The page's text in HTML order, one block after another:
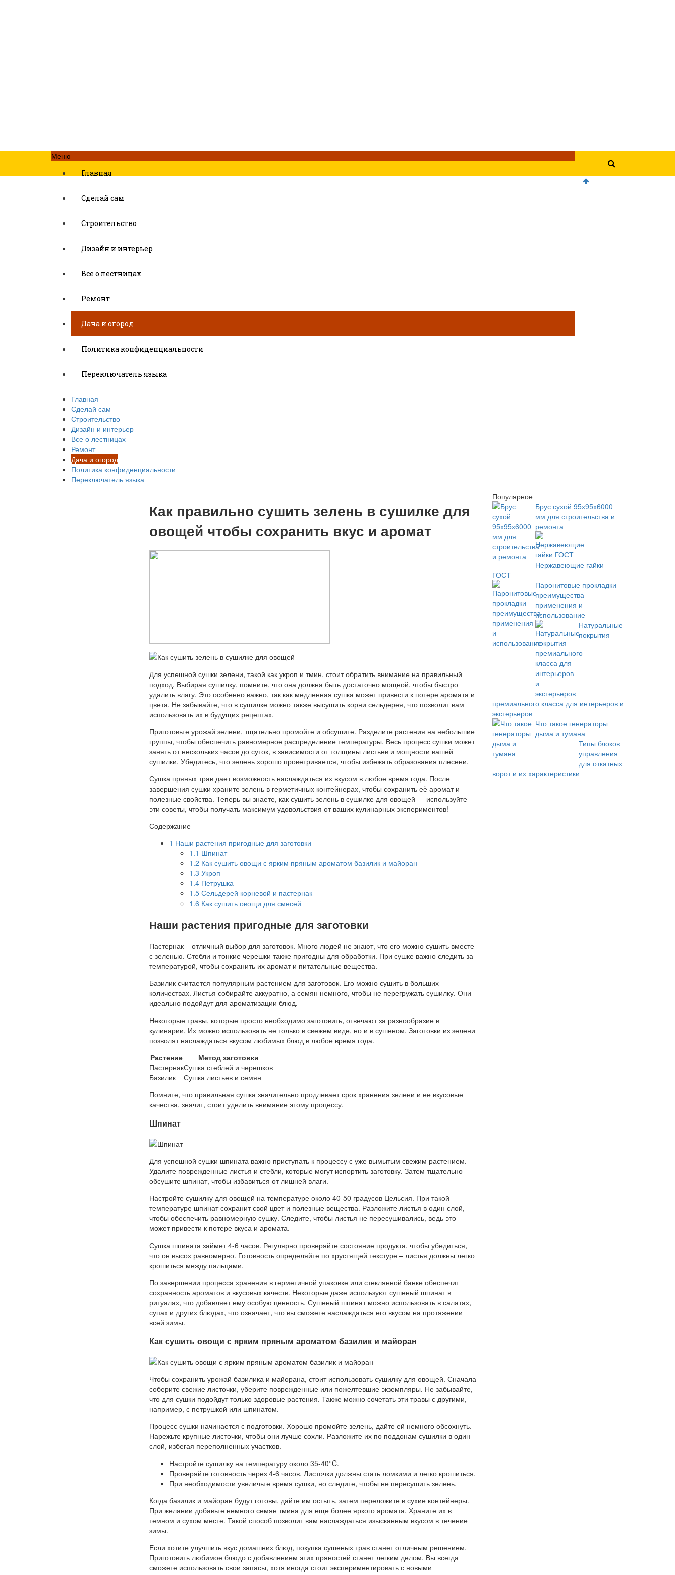
Меню
Главная
Сделай сам
Строительство
Дизайн и интерьер
Все о лестницах
Ремонт
Дача и огород
Политика конфиденциальности
Переключатель языка
Главная
Сделай сам
Строительство
Дизайн и интерьер
Все о лестницах
Ремонт
Дача и огород
Политика конфиденциальности
Переключатель языка
Как правильно сушить зелень в сушилке для
овощей чтобы сохранить вкус и аромат
Для успешной сушки зелени, такой как укроп и тмин, стоит обратить внимание на правильный
подход. Выбирая сушилку, помните, что она должна быть достаточно мощной, чтобы быстро
удалить влагу. Это особенно важно, так как медленная сушка может привести к потере аромата и
цвета. Не забывайте, что в сушилке можно также высушить корни сельдерея, что позволит вам
использовать их в будущих рецептах.
Приготовьте урожай зелени, тщательно промойте и обсушите. Разделите растения на небольшие
группы, чтобы обеспечить равномерное распределение температуры. Весь процесс сушки может
занять от нескольких часов до суток, в зависимости от толщины листьев и мощности вашей
сушилки. Убедитесь, что зелень хорошо проветривается, чтобы избежать образования плесени.
Сушка пряных трав дает возможность наслаждаться их вкусом в любое время года. После
завершения сушки храните зелень в герметичных контейнерах, чтобы сохранить её аромат и
полезные свойства. Теперь вы знаете, как сушить зелень в сушилке для овощей — используйте
эти советы, чтобы получать максимум удовольствия от ваших кулинарных экспериментов!
Содержание
1 Наши растения пригодные для заготовки
1.1 Шпинат
1.2 Как сушить овощи с ярким пряным ароматом базилик и майоран
1.3 Укроп
1.4 Петрушка
1.5 Сельдерей корневой и пастернак
1.6 Как сушить овощи для смесей
Наши растения пригодные для заготовки
Пастернак – отличный выбор для заготовок. Много людей не знают, что его можно сушить вместе
с зеленью. Стебли и тонкие черешки также пригодны для обработки. При сушке важно следить за
температурой, чтобы сохранить их аромат и питательные вещества.
Базилик считается популярным растением для заготовок. Его можно сушить в больших
количествах. Листья собирайте аккуратно, а семян немного, чтобы не перегружать сушилку. Они
идеально подойдут для ароматизации блюд.
Некоторые травы, которые просто необходимо заготовить, отвечают за разнообразие в
кулинарии. Их можно использовать не только в свежем виде, но и в сушеном. Заготовки из зелени
позволят наслаждаться вкусом любимых блюд в любое время года.
Растение
Метод заготовки
ПастернакСушка стеблей и черешков
Базилик
Сушка листьев и семян
Помните, что правильная сушка значительно продлевает срок хранения зелени и ее вкусовые
качества, значит, стоит уделить внимание этому процессу.
Шпинат
Для успешной сушки шпината важно приступать к процессу с уже вымытым свежим растением.
Удалите поврежденные листья и стебли, которые могут испортить заготовку. Затем тщательно
обсушите шпинат, чтобы избавиться от лишней влаги.
Настройте сушилку для овощей на температуре около 40-50 градусов Цельсия. При такой
температуре шпинат сохранит свой цвет и полезные вещества. Разложите листья в один слой,
чтобы обеспечить равномерную сушку. Следите, чтобы листья не пересушивались, ведь это
может привести к потере вкуса и аромата.
Сушка шпината займет 4-6 часов. Регулярно проверяйте состояние продукта, чтобы убедиться,
что он высох равномерно. Готовность определяйте по хрустящей текстуре – листья должны легко
крошиться между пальцами.
По завершении процесса хранения в герметичной упаковке или стеклянной банке обеспечит
сохранность ароматов и вкусовых качеств. Некоторые даже используют сушеный шпинат в
ритуалах, что добавляет ему особую ценность. Сушеный шпинат можно использовать в салатах,
супах и других блюдах, что означает, что вы сможете наслаждаться его вкусом на протяжении
всей зимы.
Как сушить овощи с ярким пряным ароматом базилик и майоран
Чтобы сохранить урожай базилика и майорана, стоит использовать сушилку для овощей. Сначала
соберите свежие листочки, уберите поврежденные или пожелтевшие экземпляры. Не забывайте,
что для сушки подойдут только здоровые растения. Также можно сочетать эти травы с другими,
например, с петрушкой или шпинатом.
Процесс сушки начинается с подготовки. Хорошо промойте зелень, дайте ей немного обсохнуть.
Нарежьте крупные листочки, чтобы они лучше сохли. Разложите их по поддонам сушилки в один
слой, избегая переполненных участков.
Настройте сушилку на температуру около 35-40°C.
Проверяйте готовность через 4-6 часов. Листочки должны стать ломкими и легко крошиться.
При необходимости увеличьте время сушки, но следите, чтобы не пересушить зелень.
Когда базилик и майоран будут готовы, дайте им остыть, затем переложите в сухие контейнеры.
При желании добавьте немного семян тмина для еще более яркого аромата. Храните их в
темном и сухом месте. Такой способ позволит вам наслаждаться изысканным вкусом в течение
зимы.
Если хотите улучшить вкус домашних блюд, покупка сушеных трав станет отличным решением.
Приготовить любимое блюдо с добавлением этих пряностей станет легким делом. Вы всегда
сможете использовать свои запасы, хотя иногда стоит экспериментировать с новыми
Популярное
Брус сухой 95х95х6000
мм для строительства и
ремонта
Нержавеющие гайки
ГОСТ
Паронитовые прокладки
преимущества
применения и
использование
Натуральные
покрытия
премиального класса для интерьеров и
экстерьеров
Что такое генераторы
дыма и тумана
Типы блоков
управления
для откатных
ворот и их характеристики